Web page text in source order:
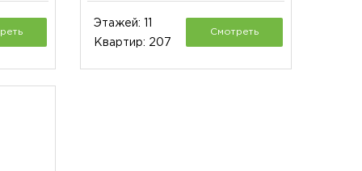
Этажей: 11
Квартир: 207
Смотреть